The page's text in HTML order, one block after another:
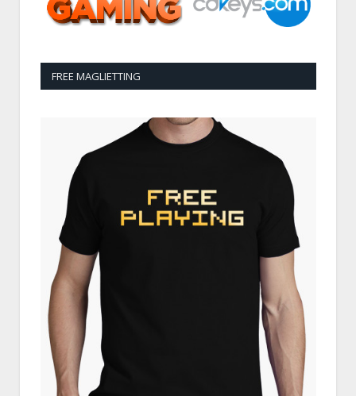
FREE MAGLIETTING